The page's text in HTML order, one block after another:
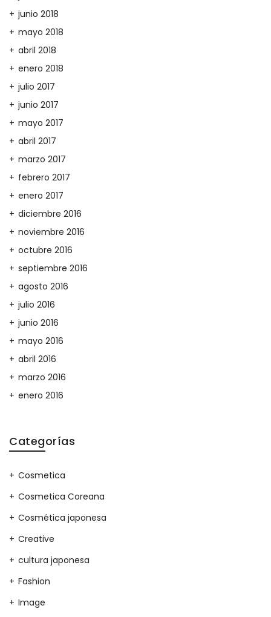
junio 2018
mayo 2018
abril 2018
enero 2018
julio 2017
junio 2017
mayo 2017
abril 2017
marzo 2017
febrero 2017
enero 2017
diciembre 2016
noviembre 2016
octubre 2016
septiembre 2016
agosto 2016
julio 2016
junio 2016
mayo 2016
abril 2016
marzo 2016
enero 2016
Categorías
Cosmetica
Cosmetica Coreana
Cosmética japonesa
Creative
cultura japonesa
Fashion
Image